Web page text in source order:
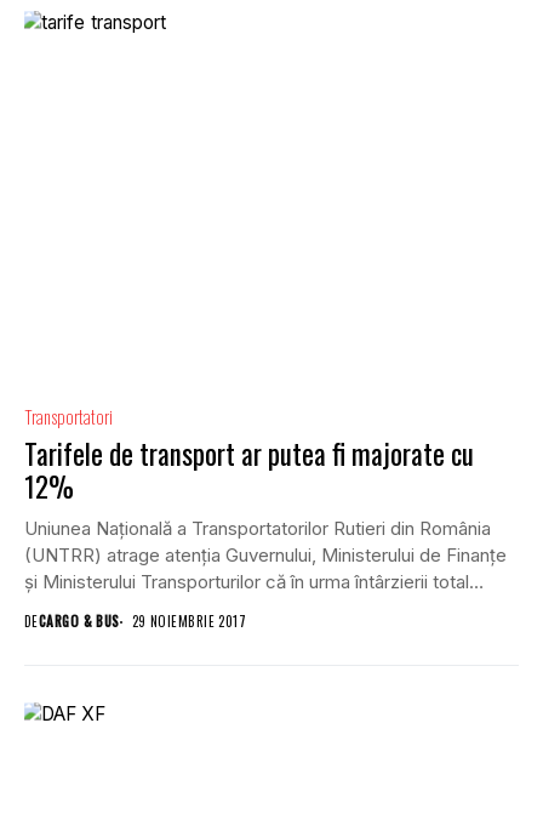
Transportatori
Tarifele de transport ar putea fi majorate cu
12%
Uniunea Națională a Transportatorilor Rutieri din România
(UNTRR) atrage atenția Guvernului, Ministerului de Finanțe
și Ministerului Transporturilor că în urma întârzierii total
nejustificate...
DECARGO & BUS 29 NOIEMBRIE 2017